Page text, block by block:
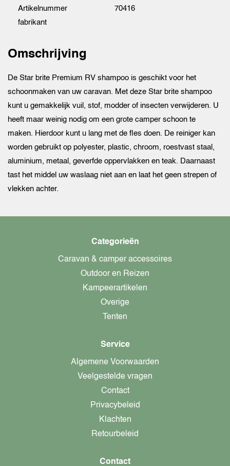
Artikelnummer
fabrikant
70416
Omschrijving
De Star brite Premium RV shampoo is geschikt voor het
schoonmaken van uw caravan. Met deze Star brite shampoo
kunt u gemakkelijk vuil, stof, modder of insecten verwijderen. U
heeft maar weinig nodig om een grote camper schoon te
maken. Hierdoor kunt u lang met de fles doen. De reiniger kan
worden gebruikt op polyester, plastic, chroom, roestvast staal,
aluminium, metaal, geverfde oppervlakken en teak. Daarnaast
tast het middel uw waslaag niet aan en laat het geen strepen of
vlekken achter.
Categorieën
Caravan & camper accessoires
Outdoor en Reizen
Kampeerartikelen
Overige
Tenten
Service
Algemene Voorwaarden
Veelgestelde vragen
Contact
Privacybeleid
Klachten
Retourbeleid
Contact